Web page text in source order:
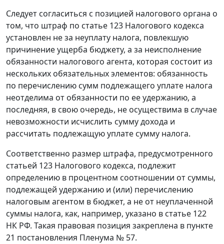
Следует согласиться с позицией налогового органа о
том, что штраф по статье 123 Налогового кодекса
установлен не за неуплату налога, повлекшую
причинение ущерба бюджету, а за неисполнение
обязанности налогового агента, которая состоит из
нескольких обязательных элементов: обязанность
по перечислению сумм подлежащего уплате налога
неотделима от обязанности по ее удержанию, а
последняя, в свою очередь, не осуществима в случае
невозможности исчислить сумму дохода и
рассчитать подлежащую уплате сумму налога.
Соответственно размер штрафа, предусмотренного
статьей 123 Налогового кодекса, подлежит
определению в процентном соотношении от суммы,
подлежащей удержанию и (или) перечислению
налоговым агентом в бюджет, а не от неуплаченной
суммы налога, как, например, указано в статье 122
НК РФ. Такая правовая позиция закреплена в пункте
21 постановления Пленума № 57.